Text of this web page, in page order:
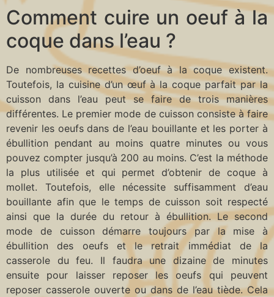
Comment cuire un oeuf à la
coque dans l’eau ?
De nombreuses recettes d’oeuf à la coque existent.
Toutefois, la cuisine d’un œuf à la coque parfait par la
cuisson dans l’eau peut se faire de trois manières
différentes. Le premier mode de cuisson consiste à faire
revenir les oeufs dans de l’eau bouillante et les porter à
ébullition pendant au moins quatre minutes ou vous
pouvez compter jusqu’à 200 au moins. C’est la méthode
la plus utilisée et qui permet d’obtenir de coque à
mollet. Toutefois, elle nécessite suffisamment d’eau
bouillante afin que le temps de cuisson soit respecté
ainsi que la durée du retour à ébullition. Le second
mode de cuisson démarre toujours par la mise à
ébullition des oeufs et le retrait immédiat de la
casserole du feu. Il faudra une dizaine de minutes
ensuite pour laisser reposer les oeufs qui peuvent
reposer casserole ouverte ou dans de l’eau tiède. Cela